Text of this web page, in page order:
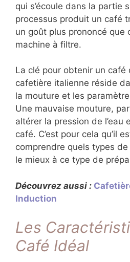
qui s’écoule dans la partie
processus produit un café
un goût plus prononcé que
machine à filtre.
La clé pour obtenir un café
cafetière italienne réside
la mouture et les
Une mauvaise mouture,
altérer la pression de
café. C’est pour cela qu’il
comprendre quels types
le mieux à ce type de
Découvrez aussi :
Induction
Les
Café Idéal